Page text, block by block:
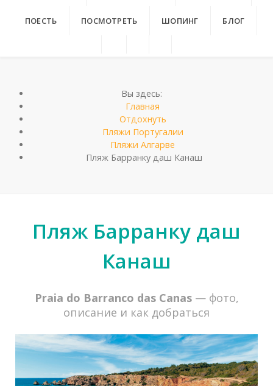
ПОЕСТЬ ПОСМОТРЕТЬ ШОПИНГ БЛОГ
Вы здесь:
Главная
Отдохнуть
Пляжи Португалии
Пляжи Алгарве
Пляж Барранку даш Канаш
Пляж Барранку даш
Канаш
Praia do Barranco das Canas — фото,
описание и как добраться